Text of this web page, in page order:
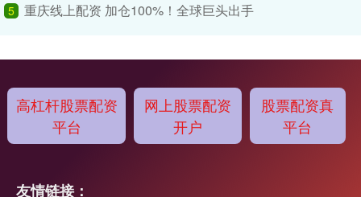
5 重庆线上配资 加仓100%！全球巨头出手
高杠杆股票配资
平台
网上股票配资
开户
股票配资真
平台
友情链接：